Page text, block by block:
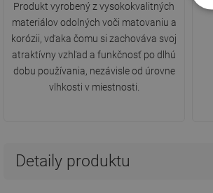
Produkt vyrobený z vysokokvalitných
materiálov odolných voči matovaniu a
korózii, vďaka čomu si zachováva svoj
atraktívny vzhľad a funkčnosť po dlhú
dobu používania, nezávisle od úrovne
vlhkosti v miestnosti.
Detaily produktu